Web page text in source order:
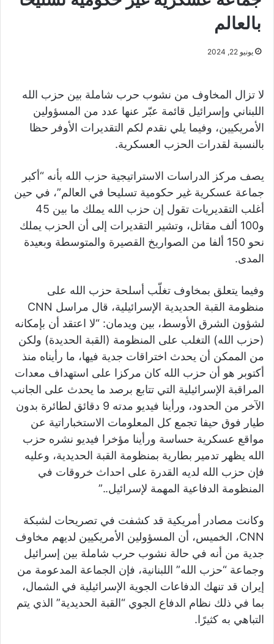
بالعالم
يونيو 22, 2024
لا تزال المخاوف من نشوب حرب شاملة بين حزب الله
اللبناني وإسرائيل قائمة عبّر عنها عدد من المسؤولين
الأمريكيين، وفيما يلي نقدم لكم التقديرات الأوفر حظا
بالنسبة لقدرات الحزب العسكرية.
يصف مركز الدراسات الاستراتيجية حزب الله بأنه “أكبر
جماعة عسكرية غير حكومية تسليحا في العالم”، في حين
أغلب التقديريات تقول إن حزب الله يملك ما بين 45
و100 ألف مقاتل، وتشير التقديرات إلى أن الحزب يملك
نحو 150 ألفا من الصواريخ القصيرة والمتوسطة وبعيدة
المدى.
وفيما يتعلق بمخاوف تغلّب أسلحة حزب الله على
منظومة القبة الحديدية الإسرائيلية، قال مراسل CNN
لشؤون الشرق الأوسط، بين ويدمان: “لا اعتقد أن بإمكانه
(حزب الله) التغلب على المنظومة (القبة الحديدة) ولكن
من الممكن أن يحدث اختراقات جدية فيها، ما رأيناه منذ
أكتوبر هو أن حزب الله كان مركزا على استهداف معدات
المراقبة الإسرائيلية التي تتابع برصد ما يحدث على الجانب
الآخر من الحدود، ورأينا فيديو مدته 9 دقائق لطائرة بدون
طيار فوق حيفا تجمع كل المعلومات الاستخباراتية عن
مواقع عسكرية حساسة ورأينا مؤخرا فيديو نشره حزب
الله يظهر تدمير بطارية بمنظومة القبة الحديدية، وعليه
فإن حزب الله لديه القدرة على احداث خروقات في
المنظومة الدفاعية المهمة لإسرائيل..”
وكانت مصادر أمريكية قد كشفت في تصريحات لشبكة
CNN، الخميس، أن المسؤولين الأمريكيين لديهم مخاوف
جدية من أنه في حالة نشوب حرب شاملة بين إسرائيل
وجماعة “حزب الله” اللبنانية، فإن الجماعة المدعومة من
إيران قد تنهك الدفاعات الجوية الإسرائيلية في الشمال،
بما في ذلك نظام الدفاع الجوي “القبة الحديدية” الذي يتم
التباهي به كثيرًا.